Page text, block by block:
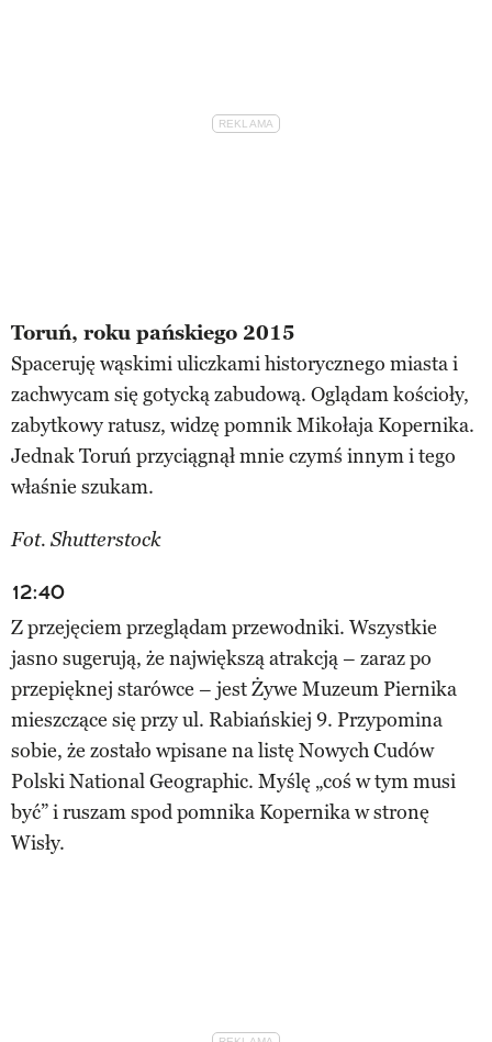
Toruń, roku pańskiego 2015
Spaceruję wąskimi uliczkami historycznego miasta i
zachwycam się gotycką zabudową. Oglądam kościoły,
zabytkowy ratusz, widzę pomnik Mikołaja Kopernika.
Jednak Toruń przyciągnął mnie czymś innym i tego
właśnie szukam.
Fot. Shutterstock
12:40
Z przejęciem przeglądam przewodniki. Wszystkie
jasno sugerują, że największą atrakcją – zaraz po
przepięknej starówce – jest Żywe Muzeum Piernika
mieszczące się przy ul. Rabiańskiej 9. Przypomina
sobie, że zostało wpisane na listę Nowych Cudów
Polski National Geographic. Myślę „coś w tym musi
być” i ruszam spod pomnika Kopernika w stronę
Wisły.